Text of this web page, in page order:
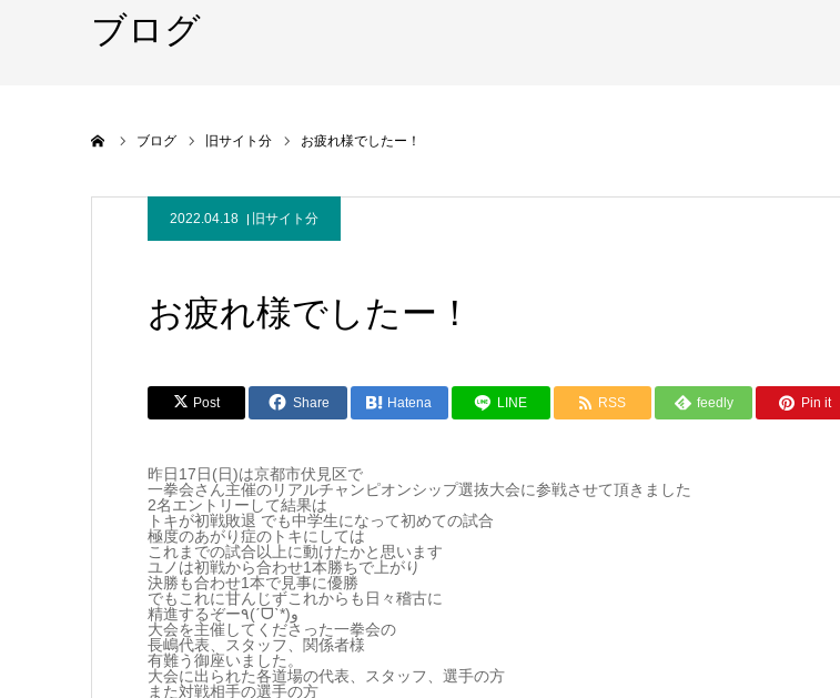
ブログ
ブログ 旧サイト分 お疲れ様でしたー！
2022.04.18 旧サイト分
お疲れ様でしたー！
Post Share Hatena LINE RSS feedly Pin it
昨日17日(日)は京都市伏見区で
一拳会さん主催のリアルチャンピオンシップ選抜大会に参戦させて頂きました
2名エントリーして結果は
トキが初戦敗退 でも中学生になって初めての試合
極度のあがり症のトキにしては
これまでの試合以上に動けたかと思います
ユノは初戦から合わせ1本勝ちで上がり
決勝も合わせ1本で見事に優勝
でもこれに甘んじずこれからも日々稽古に
精進するぞー٩(ˊᗜˋ*)و
大会を主催してくださった一拳会の
長嶋代表、スタッフ、関係者様
有難う御座いました。
大会に出られた各道場の代表、スタッフ、選手の方
また対戦相手の選手の方